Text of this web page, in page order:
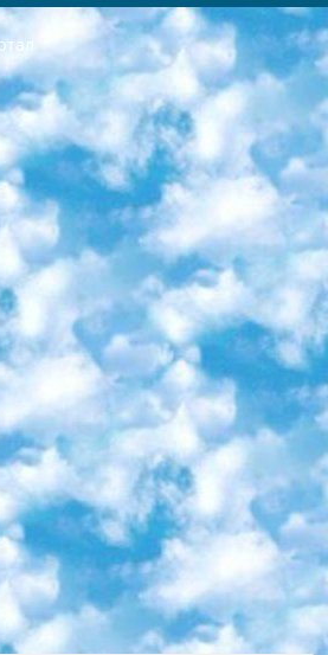
и слабослышащих детей. и экзамены в интернатах и быть реализован в виде письменного теста по математике. 11. Специальность для умственно отсталых детей. Для 9 класса Родной язык и литературное письмо Государственный язык (язык обучения – узбекский). для неклассов) написано Математическое письмо Письменная/устная история Узбекистана Физическое воспитание практично Итоговый контроль Для 11 класса Написание родного языка и литературы (эссе) Математическое письмо Узбекский язык (обучение на узбекском языке) не посещающее общее среднее образование для учреждений)/Образовательное учреждение выбор письменный и устный Иностранный язык письменный/устный Письменная/устная история Узбекистана *По выбору студента:  Химия  Физика  Основы государственного права  География 10 бесплатных образовательных ресурсов - Мы составили подборку онлайн-проектов с интерактивными упражнениями, видеолекциями и статьями. Они помогут вам обрести новые и освежить старые знания бесплатно. 1. «ИНТУИТ» Старейшая образовательная площадка Рунета. Здесь вы найдёте сотни текстовых и видеокурсов на десятки различных тем — от программирования до психологии. Многие курсы подготовлены российскими университетами и крупными международными компаниями вроде Intel и Microsoft. Самостоятельное обучение бесплатное, но желающие могут оплатить услуги персональных наставников. 2. «Смартия» знакомит с актуальными профессиями и подсказывает, как им обучаться. Выбрав заинтересовавшую вас специальность — SMM-специалист, фотограф, веб-дизайнер или другую, — увидите список необходимых для неё умений. Чтобы вы могли освоить их самостоятельно, для каждого умения площадка отображает подборку ссылок на учебные материалы. Хотя «Смартия» ориентируется на русскоязычную аудиторию, часть контента всё же доступна только на английском. 3. «Лекторий Физтеха» Проект Московского физико-технического института (Физтеха). С его помощью вы можете смотреть онлайн серии лекций, записанные на видео в этом вузе. В числе доступных предметов — физика, биология, химия, информационные технологии и другие. К некоторым лекциям администрация ресурса прилагает готовые конспекты, которые можно скачивать в PDF-формате. 4. ITMOcourses Онлайн-площадка Санкт-Петербургского национального исследовательского университета информационных технологий, механики и оптики (ИТМО). Ресурс предоставляет свободный доступ к курсам, разработанным в этом вузе. Каталог материалов разбит на четыре категории: «Оптические системы и технологии», «Приборостроение и робототехника», «Информационные технологии» и «Биотехнологии». Курсы состоят из видеолекций, интерактивных демонстраций и заданий. 5. «КиберЛенинка» Электронная научная библиотека открытого доступа. Каталог площадки регулярно обрастает текстами статей из различных научных изданий. Сгруппированные по журналам и рубрикам публикации можно читать онлайн или скачивать целиком в PDF-формате. Проект нацелен на популяризацию науки за счёт открытого доступа к качественной информации. 6. «ПостНаука» На этом ресурсе публикуют подборки видеолекций, составленные экспертами из разных отраслей и объединённые общими темами. Среди них, к примеру, есть серии «Биоинформатика и геномика», «Культура средневековой Скандинавии» и Cinema Studies о теории кино. Каждая подборка лекций — логически связанная история, рассказанная экспертом от первого лица. Кроме того, на сайте появляются научно-образовательные статьи и тесты на разные темы. 7. «Newочём» Команда проекта «Newочём» отбирает самые интересные тексты из англоязычных СМИ и переводит те из них, за которые голосуют участники сообщества «ВКонтакте». По большей части это научно-популярные статьи. Редакторы придумывают лишь заголовки, в остальном содержание переводов соответствует оригиналам. Полные тексты можно читать прямо в социальной сети. 8. InternetUrok Онлайн-база материалов по основным дисциплинам школьной программы. Информация на сайте структурирована по классам, предметам и темам (урокам). Каждый урок состоит из видеолекций и конспектов. Есть также интерактивные тренажёры и тесты для закрепления пройденного материала. Даже если вы давно окончили школу, возможность повторить программу старших классов всегда может пригодиться. 9. Edutainme Ещё один ресурс об образовании. В отличие от Newtonew, как мне кажется, Edutainme больше ориентируется на представителей индустрии: педагогов, предпринимателей, разработчиков образовательных проектов. Но и любой, кто просто стремится к саморазвитию, найдёт на сайте много полезного и интересного для себя. Например, информацию о новых курсах и образовательных сервисах. 10. Newtonew Онлайн-медиа об образовании и обучении в широком смысле. Авторы Newtonew пишут об инструментах, заведениях, тактиках и стратегиях, которые помогают учить других и получать новые знания самостоятельно. На этой площадке вы найдёте новости, обзоры, аналитические мат